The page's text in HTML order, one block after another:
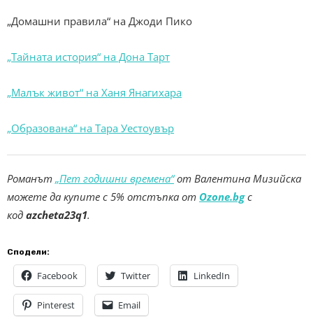
„Домашни правила“ на Джоди Пико
„Тайната история“ на Дона Тарт
„Малък живот“ на Ханя Янагихара
„Образована“ на Тара Уестоувър
Романът „Пет годишни времена“от Валентина Мизийска
можете да купите с 5% отстъпка от Ozone.bgс
код azcheta23q1.
Сподели:
Facebook Twitter LinkedIn
Pinterest Email